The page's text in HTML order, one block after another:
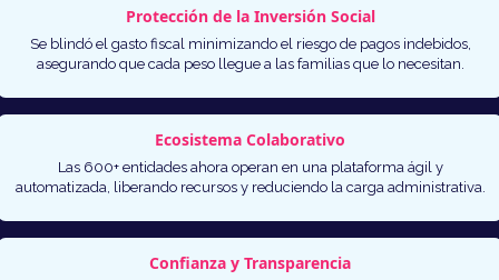
Protección de la Inversión Social
Se blindó el gasto fiscal minimizando el riesgo de pagos indebidos,
asegurando que cada peso llegue a las familias que lo necesitan.
Ecosistema Colaborativo
Las 600+ entidades ahora operan en una plataforma ágil y
automatizada, liberando recursos y reduciendo la carga administrativa.
Confianza y Transparencia